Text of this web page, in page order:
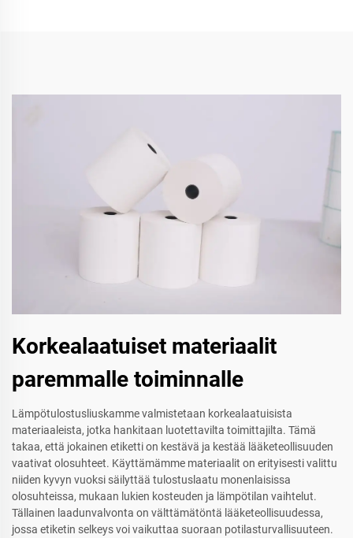
Korkealaatuiset materiaalit
paremmalle toiminnalle
Lämpötulostusliuskamme valmistetaan korkealaatuisista
materiaaleista, jotka hankitaan luotettavilta toimittajilta. Tämä
takaa, että jokainen etiketti on kestävä ja kestää lääketeollisuuden
vaativat olosuhteet. Käyttämämme materiaalit on erityisesti valittu
niiden kyvyn vuoksi säilyttää tulostuslaatu monenlaisissa
olosuhteissa, mukaan lukien kosteuden ja lämpötilan vaihtelut.
Tällainen laadunvalvonta on välttämätöntä lääketeollisuudessa,
jossa etiketin selkeys voi vaikuttaa suoraan potilasturvallisuuteen.